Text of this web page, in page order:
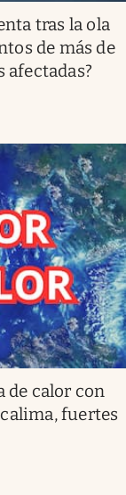
tras la ola
de más de
afectadas?
de calor con
fuertes